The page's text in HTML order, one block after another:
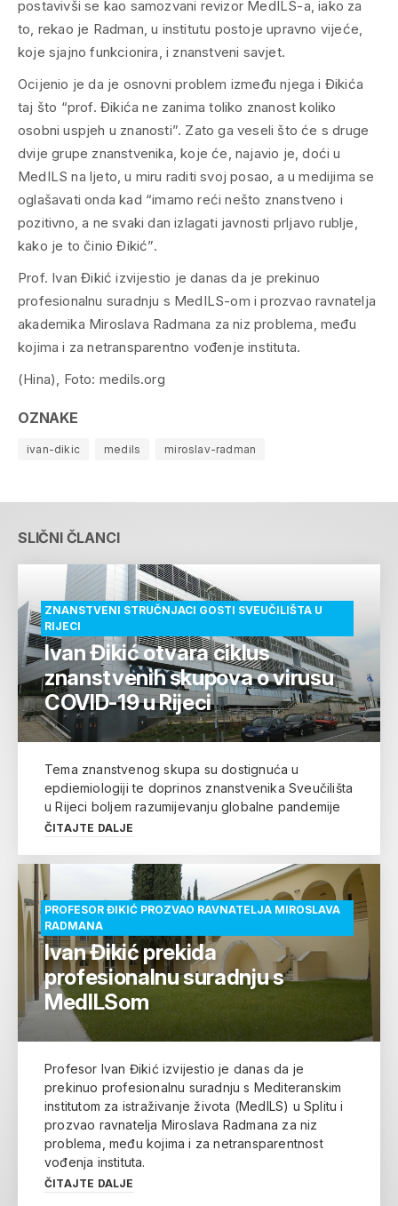
postavivši se kao samozvani revizor MedILS-a, iako za
to, rekao je Radman, u institutu postoje upravno vijeće,
koje sjajno funkcionira, i znanstveni savjet.
Ocijenio je da je osnovni problem između njega i Đikića
taj što “prof. Đikića ne zanima toliko znanost koliko
osobni uspjeh u znanosti”. Zato ga veseli što će s druge
dvije grupe znanstvenika, koje će, najavio je, doći u
MedILS na ljeto, u miru raditi svoj posao, a u medijima se
oglašavati onda kad “imamo reći nešto znanstveno i
pozitivno, a ne svaki dan izlagati javnosti prljavo rublje,
kako je to činio Đikić”.
Prof. Ivan Đikić izvijestio je danas da je prekinuo
profesionalnu suradnju s MedILS-om i prozvao ravnatelja
akademika Miroslava Radmana za niz problema, među
kojima i za netransparentno vođenje instituta.
(Hina), Foto: medils.org
OZNAKE
ivan-dikic medils miroslav-radman
SLIČNI ČLANCI
ZNANSTVENI STRUČNJACI GOSTI SVEUČILIŠTA U
RIJECI
Ivan Đikić otvara ciklus
znanstvenih skupova o virusu
COVID-19 u Rijeci
Tema znanstvenog skupa su dostignuća u
epdiemiologiji te doprinos znanstvenika Sveučilišta
u Rijeci boljem razumijevanju globalne pandemije
ČITAJTE DALJE
PROFESOR ĐIKIĆ PROZVAO RAVNATELJA MIROSLAVA
RADMANA
Ivan Đikić prekida
profesionalnu suradnju s
MedILSom
Profesor Ivan Đikić izvijestio je danas da je
prekinuo profesionalnu suradnju s Mediteranskim
institutom za istraživanje života (MedILS) u Splitu i
prozvao ravnatelja Miroslava Radmana za niz
problema, među kojima i za netransparentnost
vođenja instituta.
ČITAJTE DALJE